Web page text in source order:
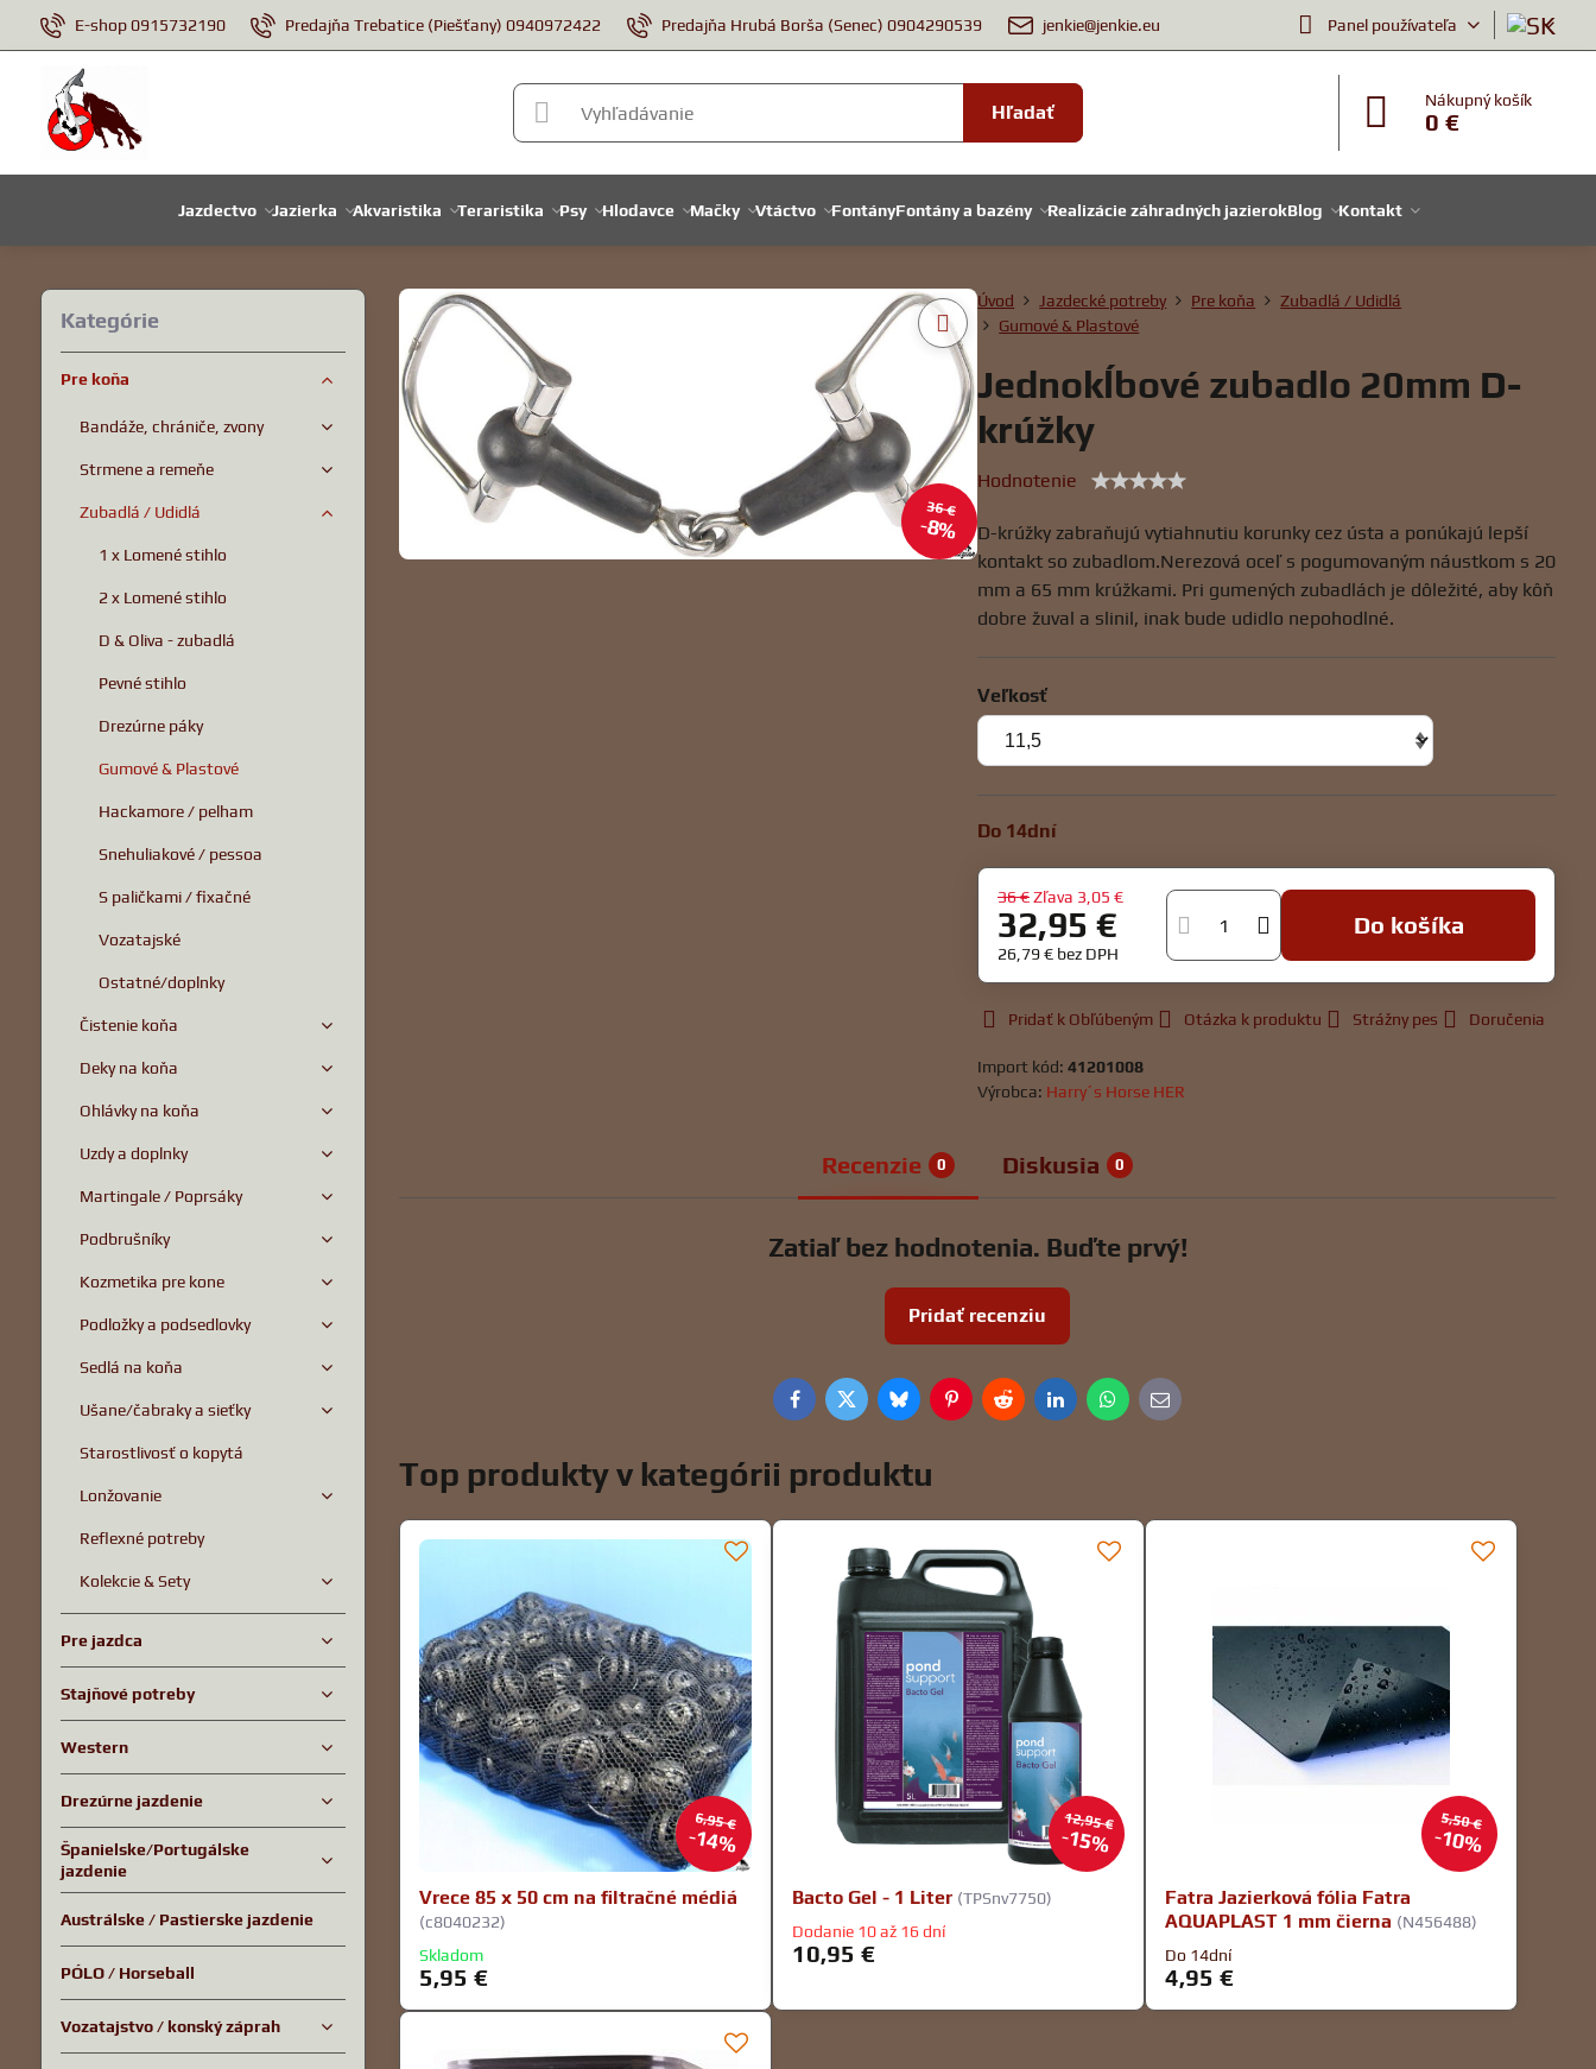
E-shop 0915732190 Predajňa Trebatice (Piešťany) 0940972422 Predajňa Hrubá Borša (Senec) 0904290539 jenkie@jenkie.eu Panel používateľa
Hľadať
Nákupný košík
0 €
Jazdectvo Jazierka Akvaristika Teraristika Psy Hlodavce Mačky Vtáctvo FontányFontány a bazény Realizácie záhradných jazierokBlog Kontakt
36 €
8%
Úvod Jazdecké potreby Pre koňa
Zubadlá / Udidlá
Gumové & Plastové
Jednokĺbové zubadlo 20mm D-
krúžky
Hodnotenie
D-krúžky zabraňujú vytiahnutiu korunky cez ústa a ponúkajú lepší
kontakt so zubadlom.Nerezová oceľ s pogumovaným náustkom s 20
mm a 65 mm krúžkami. Pri gumených zubadlách je dôležité, aby kôň
dobre žuval a slinil, inak bude udidlo nepohodlné.
Veľkosť
Do 14dní
36 € Zľava 3,05 €
32,95 €
26,79 € bez DPH
Do košíka
Pridať k Obľúbeným Otázka k produktu Strážny pes Doručenia
Import kód:41201008
Výrobca: Harry´s Horse HER
Recenzie 0 Diskusia 0
Zatiaľ bez hodnotenia. Buďte prvý!
Pridať recenziu
FacebookTwitterBlueskyPinterestRedditLinkedInWhatsApp
E-
mail
Top produkty v kategórii produktu
6,95 €
14%
Vrece 85 x 50 cm na filtračné médiá
(c8040232)
Skladom
5,95 €
12,95 €
15%
Bacto Gel - 1 Liter (TPSnv7750)
Dodanie 10 až 16 dní
10,95 €
5,50 €
10%
Fatra Jazierková fólia Fatra
AQUAPLAST 1 mm čierna (N456488)
Do 14dní
4,95 €
Kategórie
Pre koňa
Bandáže, chrániče, zvony
Strmene a remeňe
Zubadlá / Udidlá
1 x Lomené stihlo
2 x Lomené stihlo
D & Oliva - zubadlá
Pevné stihlo
Drezúrne páky
Gumové & Plastové
Hackamore / pelham
Snehuliakové / pessoa
S paličkami / fixačné
Vozatajské
Ostatné/doplnky
Čistenie koňa
Deky na koňa
Ohlávky na koňa
Uzdy a doplnky
Martingale / Poprsáky
Podbrušníky
Kozmetika pre kone
Podložky a podsedlovky
Sedlá na koňa
Ušane/čabraky a sieťky
Starostlivosť o kopytá
Lonžovanie
Reflexné potreby
Kolekcie & Sety
Pre jazdca
Stajňové potreby
Western
Drezúrne jazdenie
Španielske/Portugálske
jazdenie
Austrálske / Pastierske jazdenie
PÓLO / Horseball
Vozatajstvo / konský záprah